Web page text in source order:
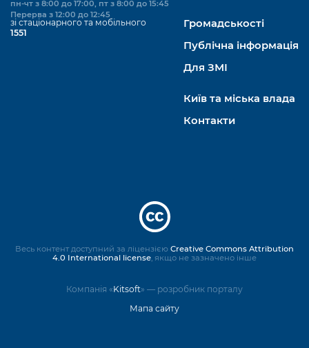
пн-чт з 8:00 до 17:00, пт з 8:00 до 15:45
Перерва з 12:00 до 12:45
зі стаціонарного та мобільного
1551
Громадськості
Публічна інформація
Для ЗМІ
Київ та міська влада
Контакти
Компанія «Kitsoft» — розробник порталу
Мапа сайту
Весь контент доступний за ліцензією Creative Commons Attribution
4.0 International license , якщо не зазначено інше